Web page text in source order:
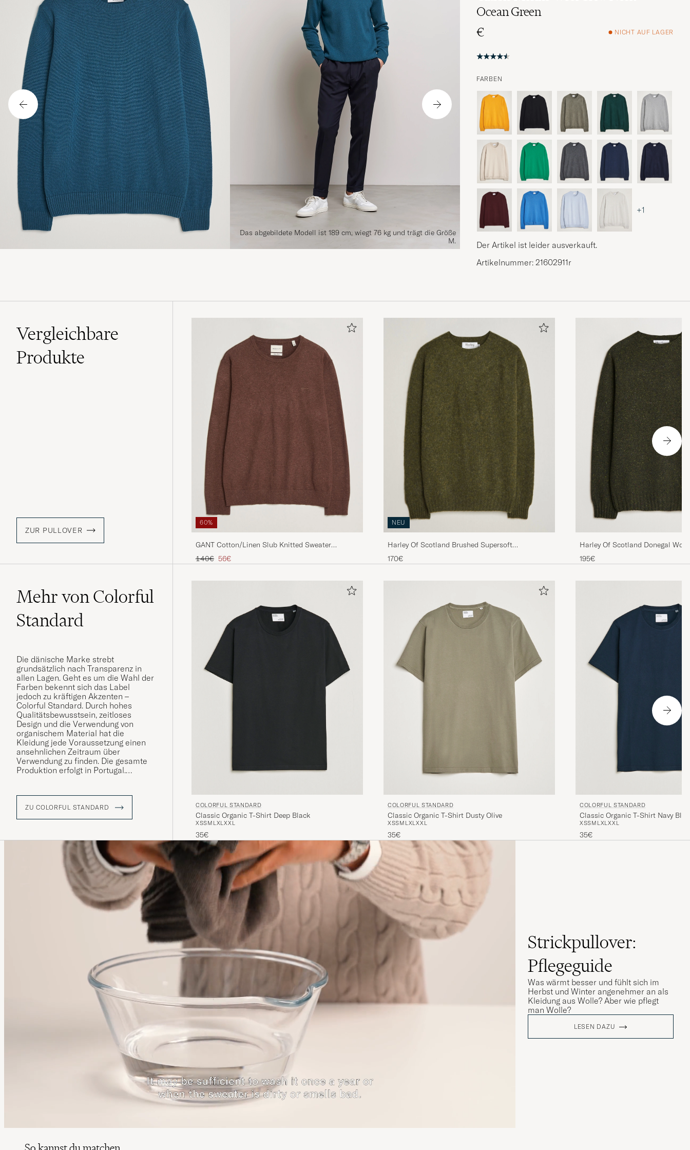
Das abgebildete Modell ist 189 cm, wiegt 76 kg und trägt die Größe
M.
Ocean Green
€
NICHT AUF LAGER
FARBEN
+1
Der Artikel ist leider ausverkauft.
Artikelnummer: 21602911r
Vergleichbare
Produkte
ZUR PULLOVER
60%
GANT Cotton/Linen Slub Knitted Sweater
Hazelnut Melange
Regulärer Preis
140€ Reduzierter Preis
56€
NEU
Harley Of Scotland Brushed Supersoft
Lambswool Crewneck Scots Pine
170€
Harley Of Scotland Donegal
Harris Green
195€
Mehr von Colorful
Standard
Die dänische Marke strebt
grundsätzlich nach Transparenz in
allen Lagen. Geht es um die Wahl der
Farben bekennt sich das Label
jedoch zu kräftigen Akzenten –
Colorful Standard. Durch hohes
Qualitätsbewusstsein, zeitloses
Design und die Verwendung von
organischem Material hat die
Kleidung jede Voraussetzung einen
ansehnlichen Zeitraum über
Verwendung zu finden. Die gesamte
Produktion erfolgt in Portugal.
entführt uns auf eine
weltumspannende Reise in aller
ZU COLORFUL STANDARD COLORFUL STANDARD
Classic Organic T-Shirt Deep Black
XSSM LXLXXL
35€
COLORFUL STANDARD
Classic Organic T-Shirt Dusty Olive
XSSM LXLXXL
35€
COLORFUL STANDARD
Classic Organic T-Shirt Navy Blue
XSSM LXLXXL
35€
Strickpullover:
Pflegeguide
Was wärmt besser und fühlt sich im
Herbst und Winter angenehmer an als
Kleidung aus Wolle? Aber wie pflegt
man Wolle?
LESEN DAZU